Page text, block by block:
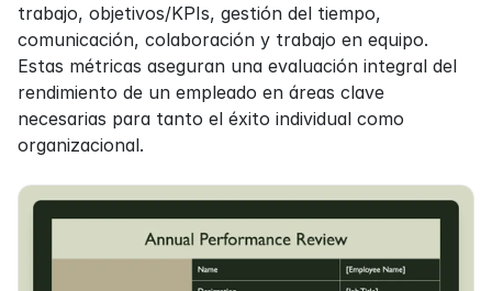
trabajo, objetivos/KPIs, gestión del tiempo,
comunicación, colaboración y trabajo en equipo.
Estas métricas aseguran una evaluación integral del
rendimiento de un empleado en áreas clave
necesarias para tanto el éxito individual como
organizacional.